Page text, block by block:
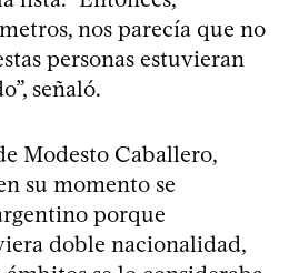
nos parecía que no
personas estuvieran
señaló.
Modesto Caballero,
su momento se
porque
doble nacionalidad,